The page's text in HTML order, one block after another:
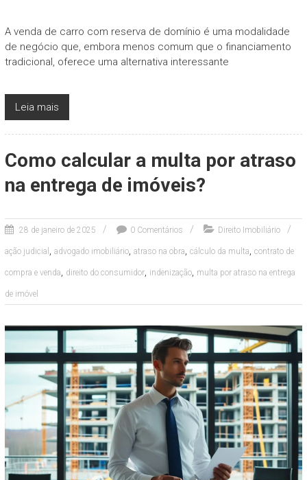
A venda de carro com reserva de domínio é uma modalidade
de negócio que, embora menos comum que o financiamento
tradicional, oferece uma alternativa interessante
Leia mais
Como calcular a multa por atraso
na entrega de imóveis?
28 de janeiro de 2025 0 Comentários Direito Imobiliário
ação judicial , advogado imobiliário, atraso na obra, cálculo da multa, contrato de
compra e venda, direito do consumidor, indenização, multa por atraso na entrega
de imóvel